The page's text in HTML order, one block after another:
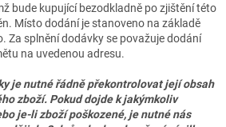
bude kupující bezodkladně po zjištění této
Místo dodání je stanoveno na základě
Za splnění dodávky se považuje dodání
na uvedenou adresu.
je nutné řádně překontrolovat její obsah
zboží. Pokud dojde k jakýmkoliv
je-li zboží poškozené, je nutné nás